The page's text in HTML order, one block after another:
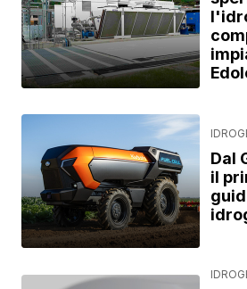
Dal
il